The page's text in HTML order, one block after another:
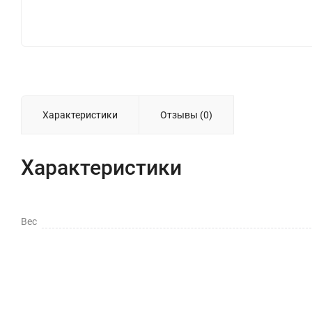
Характеристики Отзывы (0)
Характеристики
Вес